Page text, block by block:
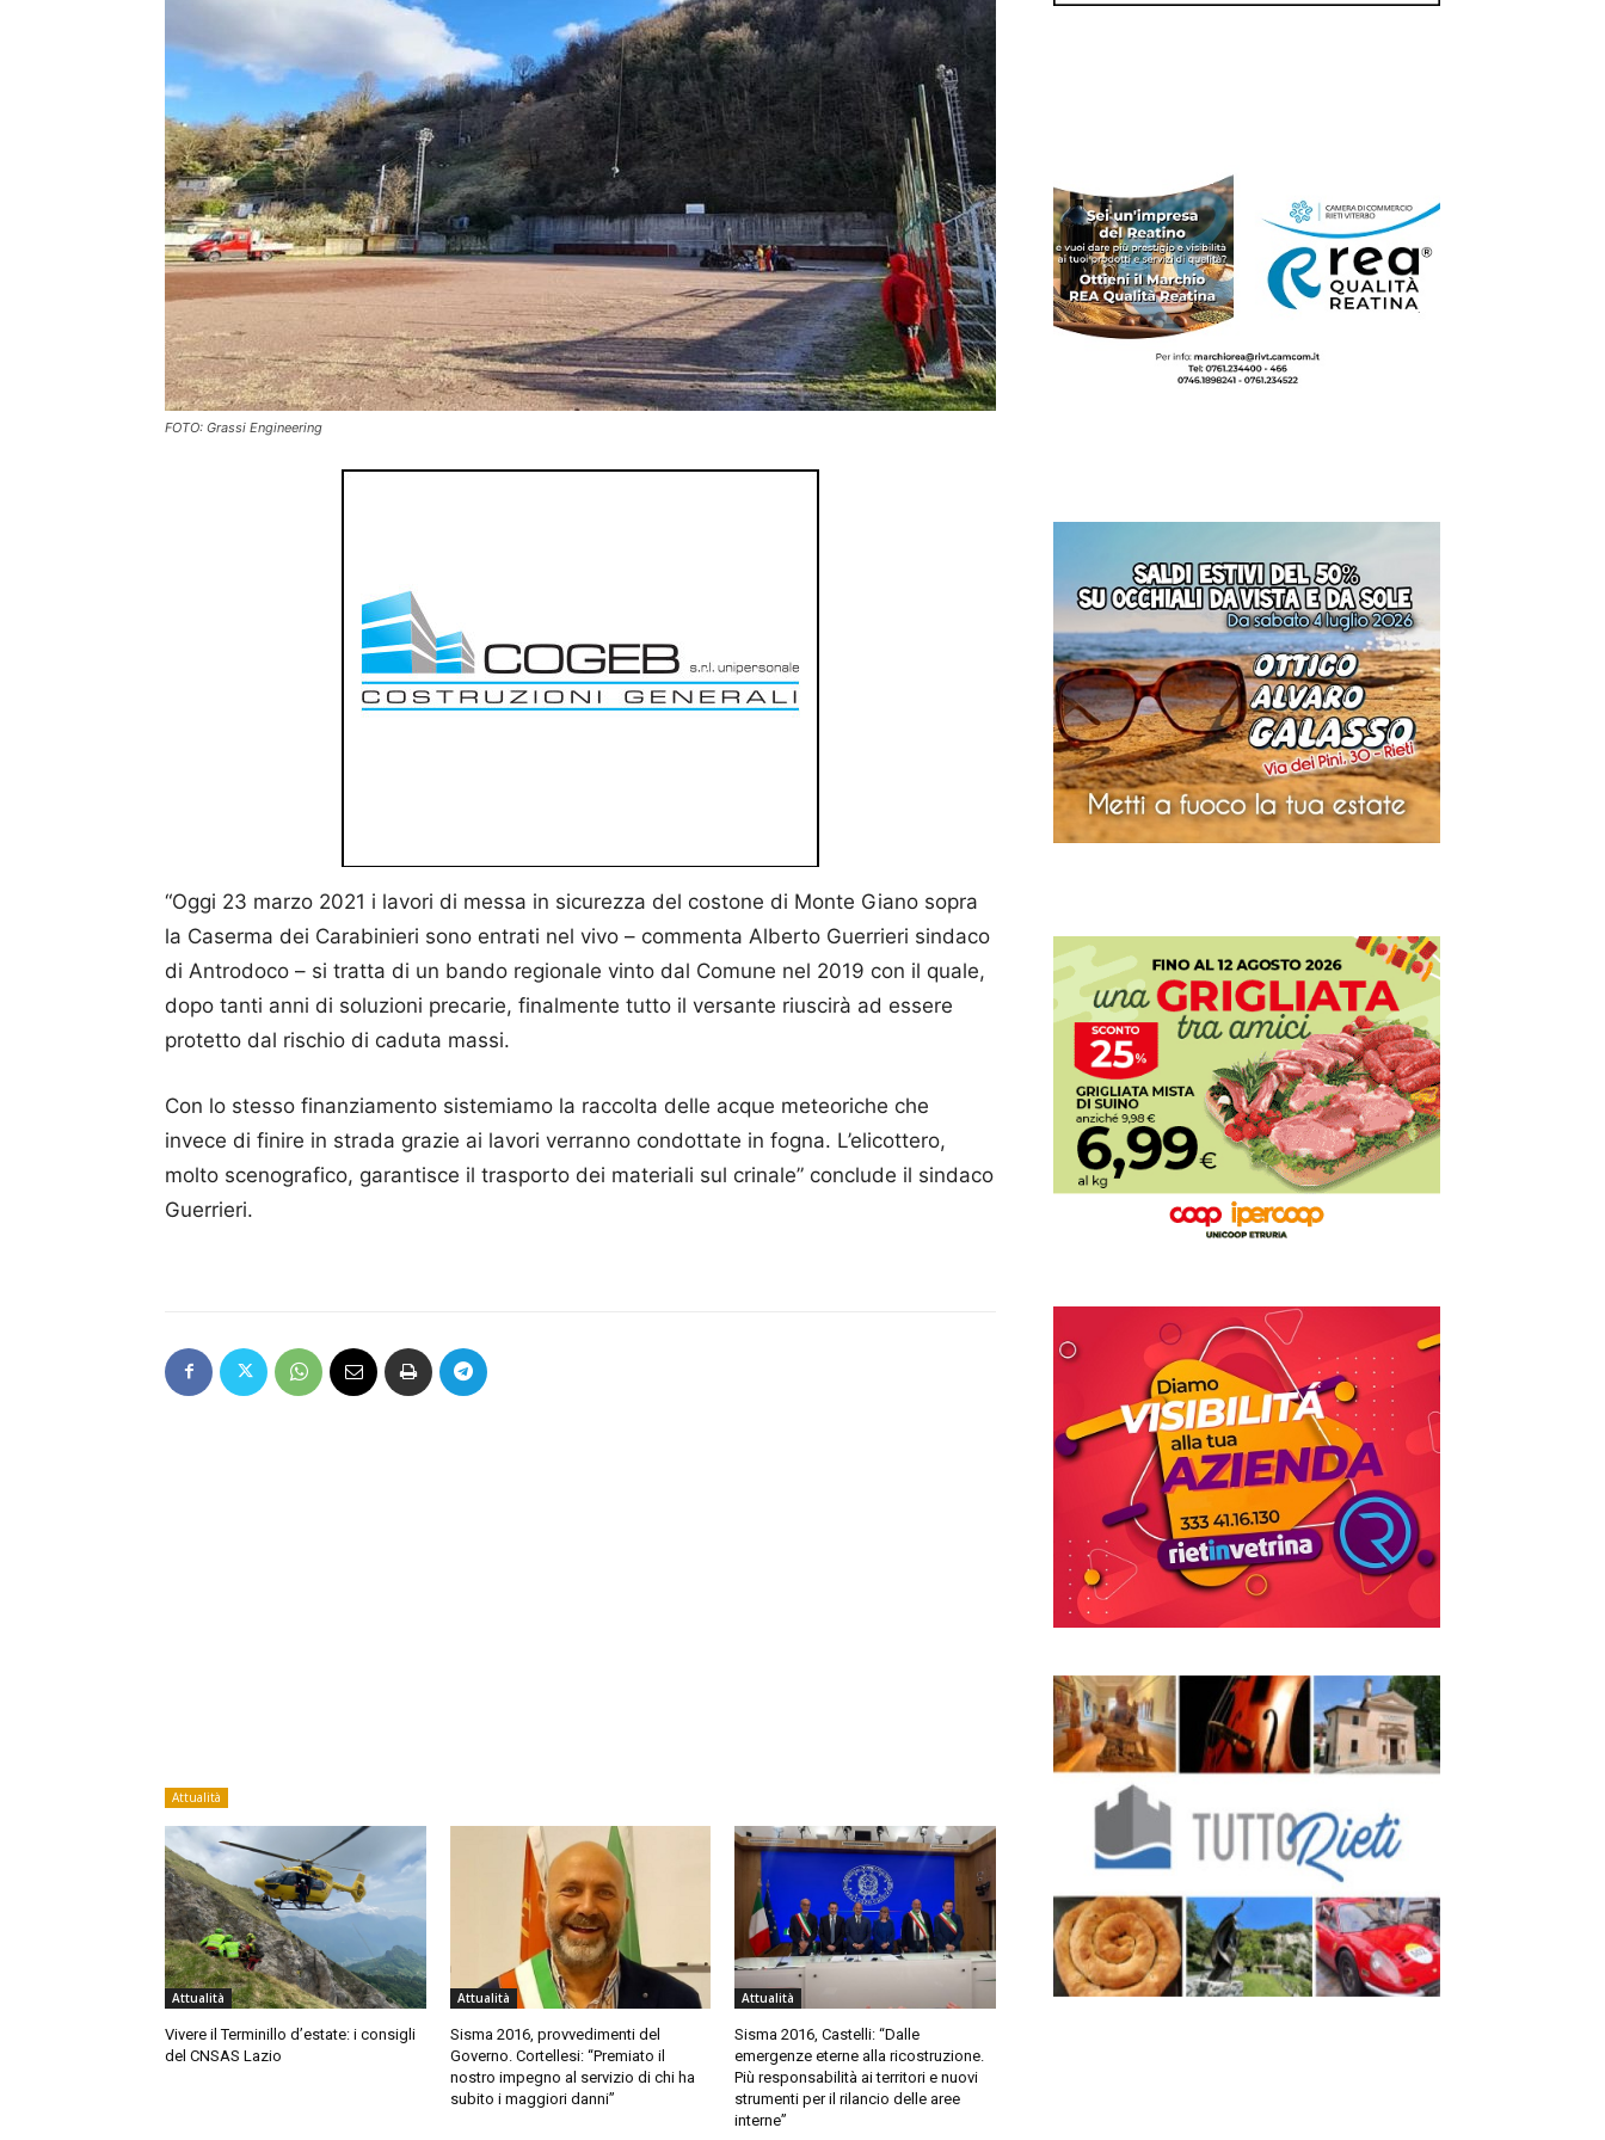
FOTO: Grassi Engineering
“Oggi 23 marzo 2021 i lavori di messa in sicurezza del costone di Monte Giano sopra
la Caserma dei Carabinieri sono entrati nel vivo – commenta Alberto Guerrieri sindaco
di Antrodoco – si tratta di un bando regionale vinto dal Comune nel 2019 con il quale,
dopo tanti anni di soluzioni precarie, finalmente tutto il versante riuscirà ad essere
protetto dal rischio di caduta massi.
Con lo stesso finanziamento sistemiamo la raccolta delle acque meteoriche che
invece di finire in strada grazie ai lavori verranno condottate in fogna. L’elicottero,
molto scenografico, garantisce il trasporto dei materiali sul crinale” conclude il sindaco
Guerrieri.
Attualità
Attualità
Vivere il Terminillo d’estate: i consigli
del CNSAS Lazio
Attualità
Sisma 2016, provvedimenti del
Governo. Cortellesi: “Premiato il
nostro impegno al servizio di chi ha
subito i maggiori danni”
Attualità
Sisma 2016, Castelli: “Dalle
emergenze eterne alla ricostruzione.
Più responsabilità ai territori e nuovi
strumenti per il rilancio delle aree
interne”